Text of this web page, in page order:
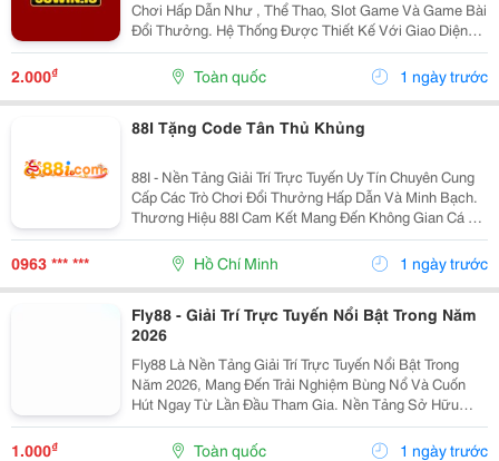
Chơi Hấp Dẫn Như , Thể Thao, Slot Game Và Game Bài
Đổi Thưởng. Hệ Thống Được Thiết Kế Với Giao Diện
Hiện Đại, Tương Thích Tốt Trên Cả Điện Thoại Và Máy
Tính. Công Nghệ Bảo Mật Tiên Tiến Giúp Bảo Vệ...
2.000₫ Toàn quốc 1 ngày trước
88I Tặng Code Tân Thủ Khủng
88I - Nền Tảng Giải Trí Trực Tuyến Uy Tín Chuyên Cung
Cấp Các Trò Chơi Đổi Thưởng Hấp Dẫn Và Minh Bạch.
Thương Hiệu 88I Cam Kết Mang Đến Không Gian Cá Cư
Ợc An Toàn Cùng Tỷ Lệ Thưởng Cực Cao Cho Mọi
Người Chơi. Tại Đây, Bạn Sẽ Được Tận Hưởng Hệ
Thống...
0963 *** *** Hồ Chí Minh 1 ngày trước
Fly88 - Giải Trí Trực Tuyến Nổi Bật Trong Năm
2026
Fly88 Là Nền Tảng Giải Trí Trực Tuyến Nổi Bật Trong
Năm 2026, Mang Đến Trải Nghiệm Bùng Nổ Và Cuốn
Hút Ngay Từ Lần Đầu Tham Gia. Nền Tảng Sở Hữu
Thiết Kế Trực Quan, Hiệu Suất Vận Hành Nhanh Nhạy
Cùng Công Nghệ Bảo Mật Vững Chắc. Website:...
1.000₫ Toàn quốc 1 ngày trước